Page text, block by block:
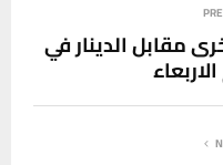
مقابل الدينار في